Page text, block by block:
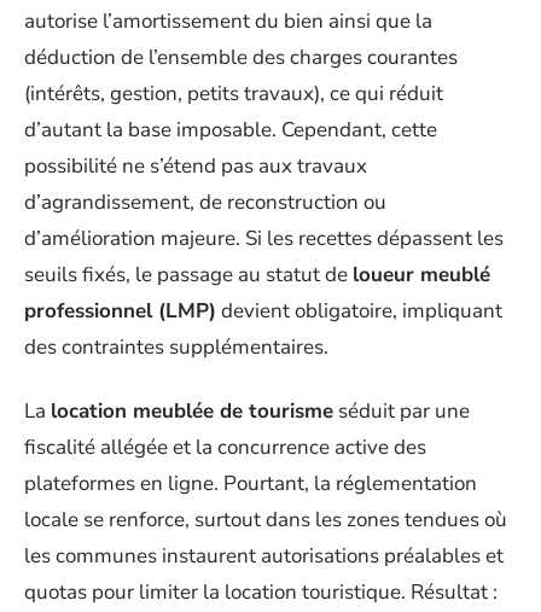
autorise l’amortissement du bien ainsi que la
déduction de l’ensemble des charges courantes
(intérêts, gestion, petits travaux), ce qui réduit
d’autant la base imposable. Cependant, cette
possibilité ne s’étend pas aux travaux
d’agrandissement, de reconstruction ou
d’amélioration majeure. Si les recettes dépassent les
seuils fixés, le passage au statut de loueur meublé
professionnel (LMP) devient obligatoire, impliquant
des contraintes supplémentaires.
La location meublée de tourisme séduit par une
fiscalité allégée et la concurrence active des
plateformes en ligne. Pourtant, la réglementation
locale se renforce, surtout dans les zones tendues où
les communes instaurent autorisations préalables et
quotas pour limiter la location touristique. Résultat :